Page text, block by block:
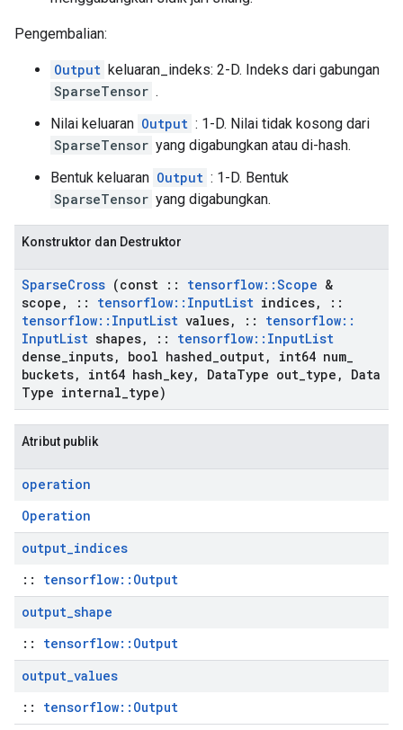
Pengembalian:
Output keluaran_indeks: 2-D. Indeks dari gabungan
SparseTensor .
Nilai keluaran Output : 1-D. Nilai tidak kosong dari
SparseTensor yang digabungkan atau di-hash.
Bentuk keluaran Output : 1-D. Bentuk
SparseTensor yang digabungkan.
Konstruktor dan Destruktor
SparseCross (const :: tensorflow::Scope &
scope , :: tensorflow:: InputList indices,
::
tensorflow:: InputList values, :: tensorflow::
InputList shapes, :: tensorflow:: InputList
dense inputs, bool hashed output, int64 num
buckets, int64 hash key, DataType out type ,
Data
Type internal type)
Atribut publik
operation
Operation
output_indices
:: tensorflow::Output
output_shape
:: tensorflow::Output
output_values
:: tensorflow::Output